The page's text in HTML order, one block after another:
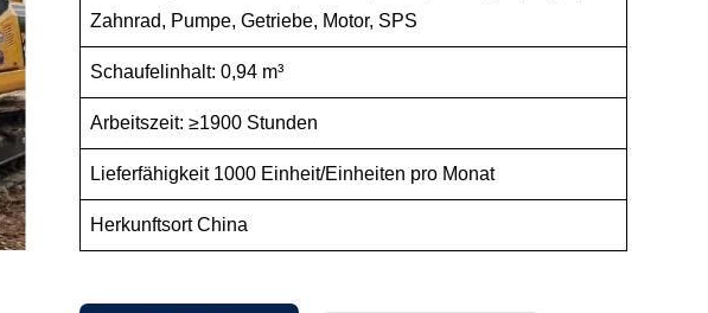
Zahnrad, Pumpe, Getriebe, Motor, SPS
Schaufelinhalt: 0,94 m³
Arbeitszeit: ≥1900 Stunden
Lieferfähigkeit 1000 Einheit/Einheiten pro Monat
Herkunftsort China